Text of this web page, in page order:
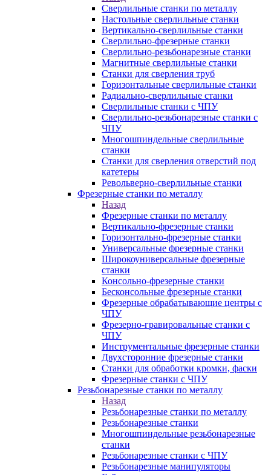
Сверлильные станки по металлу
Настольные сверлильные станки
Вертикально-сверлильные станки
Сверлильно-фрезерные станки
Сверлильно-резьбонарезные станки
Магнитные сверлильные станки
Станки для сверления труб
Горизонтальные сверлильные станки
Радиально-сверлильные станки
Сверлильные станки с ЧПУ
Сверлильно-резьбонарезные станки с
ЧПУ
Многошпиндельные сверлильные
станки
Станки для сверления отверстий под
катетеры
Револьверно-сверлильные станки
Фрезерные станки по металлу
Назад
Фрезерные станки по металлу
Вертикально-фрезерные станки
Горизонтально-фрезерные станки
Универсальные фрезерные станки
Широкоуниверсальные фрезерные
станки
Консольно-фрезерные станки
Бесконсольные фрезерные станки
Фрезерные обрабатывающие центры с
ЧПУ
Фрезерно-гравировальные станки с
ЧПУ
Инструментальные фрезерные станки
Двухсторонние фрезерные станки
Станки для обработки кромки, фаски
Фрезерные станки с ЧПУ
Резьбонарезные станки по металлу
Назад
Резьбонарезные станки по металлу
Резьбонарезные станки
Многошпиндельные резьбонарезные
станки
Резьбонарезные станки с ЧПУ
Резьбонарезные манипуляторы